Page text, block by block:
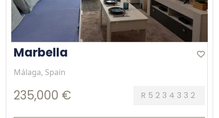
Marbella
Málaga, Spain
235,000 € R5234332